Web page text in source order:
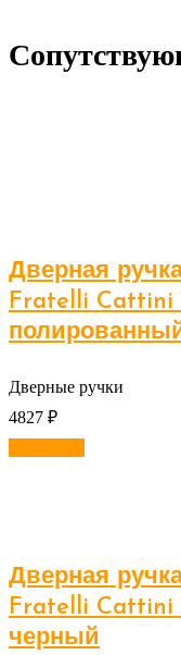
Дверная
Fratelli Cattini
Дверные ручки
4827 ₽
Дверная
Fratelli Cattini
черный